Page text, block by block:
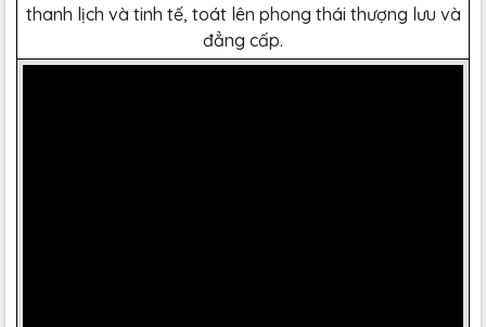
thanh lịch và tinh tế, toát lên phong thái thượng lưu và
đẳng cấp.